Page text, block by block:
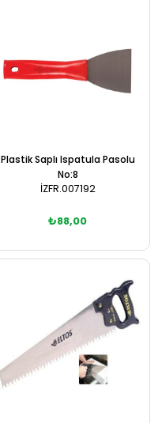
Plastik Saplı Ispatula Pasolu
No:8
İZFR.007192
₺88,00